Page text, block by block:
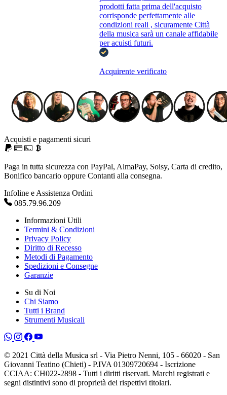
prodotti fatta prima dell'acquisto
corrisponde perfettamente alle
condizioni reali , sicuramente Città
della musica sarà un canale affidabile
per acuisti futuri.
Acquirente verificato
Acquisti e pagamenti sicuri
Paga in tutta sicurezza con PayPal, AlmaPay, Soisy, Carta di credito,
Bonifico bancario oppure Contanti alla consegna.
Infoline e Assistenza Ordini
085.79.96.209
Informazioni Utili
Termini & Condizioni
Privacy Policy
Diritto di Recesso
Metodi di Pagamento
Spedizioni e Consegne
Garanzie
Su di Noi
Chi Siamo
Tutti i Brand
Strumenti Musicali
© 2021 Città della Musica srl - Via Pietro Nenni, 105 - 66020 - San
Giovanni Teatino (Chieti) - P.IVA 01309720694 - Iscrizione
CCIAA: CH022-2898 - Tutti i diritti riservati. Marchi registrati e
segni distintivi sono di proprietà dei rispettivi titolari.